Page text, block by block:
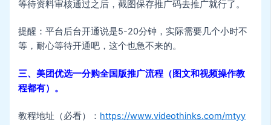
等待资料审核通过之后，截图保存推广码去推广就行了。
提醒：平台后台开通说是5-20分钟，实际需要几个小时不
等，耐心等待开通吧，这个也急不来的。
三、美团优选一分购全国版推广流程（图文和视频操作教
程都有）。
教程地址（必看）： https://www.videothinks.com/mtyy